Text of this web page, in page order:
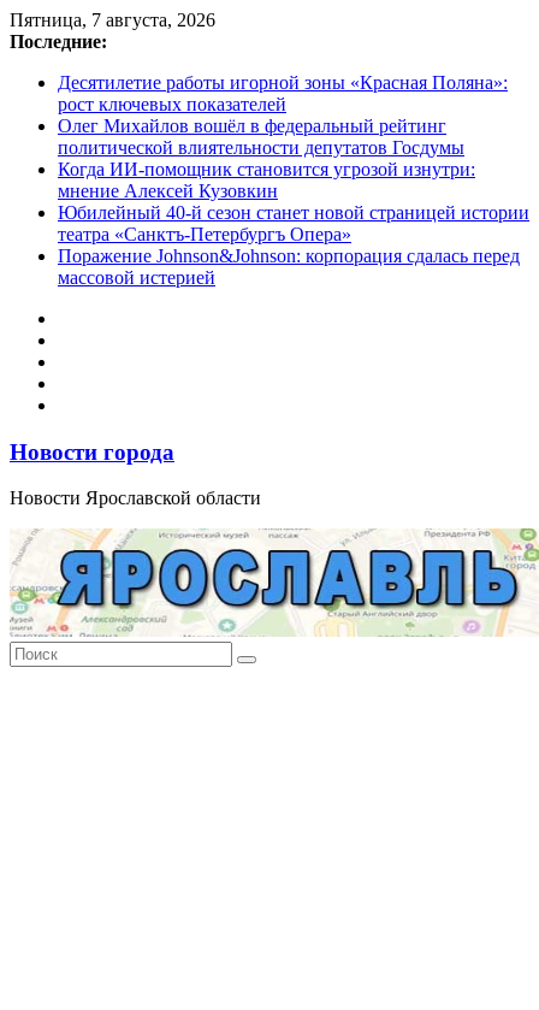
Перейти
к
Пятница, 7 августа, 2026
Последние:
Десятилетие работы игорной зоны «Красная Поляна»:
рост ключевых показателей
Олег Михайлов вошёл в федеральный рейтинг
политической влиятельности депутатов Госдумы
Когда ИИ-помощник становится угрозой изнутри:
мнение Алексей Кузовкин
Юбилейный 40-й сезон станет новой страницей истории
театра «Санктъ-Петербургъ Опера»
Поражение Johnson&Johnson: корпорация сдалась перед
массовой истерией
Новости города
Новости Ярославской области